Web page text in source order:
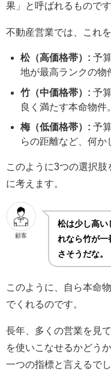
果」と呼ばれるものです
不動産営業では、これ
松（高価格帯）: 予
地が最高ランクの物
竹（中価格帯）: 予
良く満たす本命物件。
梅（低価格帯）: 予
らの距離など、何か
このように3つの選択肢
に考えます。
顧客
松は少し高い
れなら竹が一
さそうだな。
このように、自ら本命
でくれるのです。
長年、多くの営業を見
を使いこなせるかどう
一つの指標と言えるでし